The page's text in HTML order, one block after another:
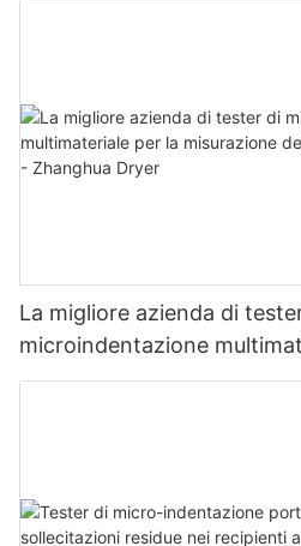
La migliore azienda di
microindentazione
misurazione della